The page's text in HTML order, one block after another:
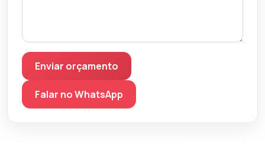
Enviar orçamento
Falar no WhatsApp